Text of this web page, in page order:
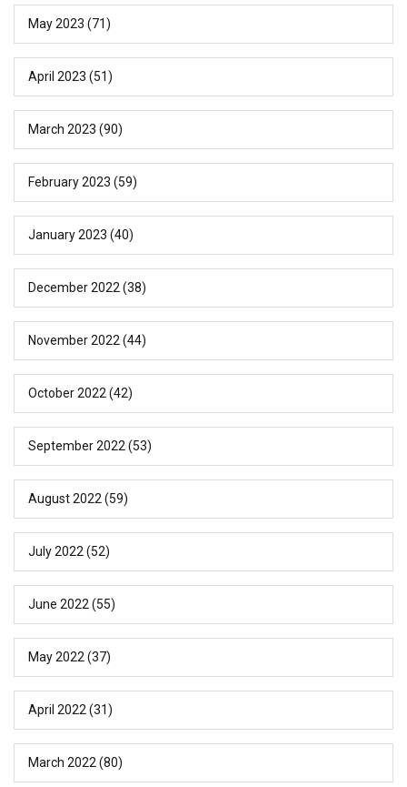
May 2023 (71)
April 2023 (51)
March 2023 (90)
February 2023 (59)
January 2023 (40)
December 2022 (38)
November 2022 (44)
October 2022 (42)
September 2022 (53)
August 2022 (59)
July 2022 (52)
June 2022 (55)
May 2022 (37)
April 2022 (31)
March 2022 (80)